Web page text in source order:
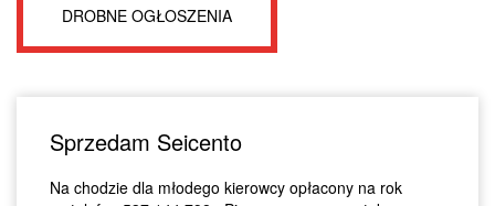
DROBNE OGŁOSZENIA
Sprzedam Seicento
Na chodzie dla młodego kierowcy opłacony na rok